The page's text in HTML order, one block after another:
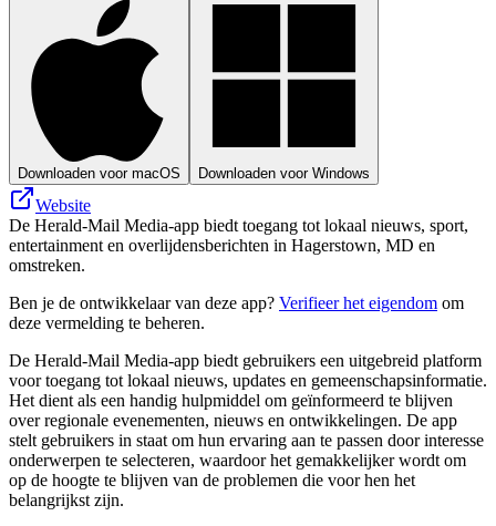
Downloaden voor macOS Downloaden voor Windows
Website
De Herald-Mail Media-app biedt toegang tot lokaal nieuws, sport,
entertainment en overlijdensberichten in Hagerstown, MD en
omstreken.
Ben je de ontwikkelaar van deze app? Verifieer het eigendom om
deze vermelding te beheren.
De Herald-Mail Media-app biedt gebruikers een uitgebreid platform
voor toegang tot lokaal nieuws, updates en gemeenschapsinformatie.
Het dient als een handig hulpmiddel om geïnformeerd te blijven
over regionale evenementen, nieuws en ontwikkelingen. De app
stelt gebruikers in staat om hun ervaring aan te passen door interesse
onderwerpen te selecteren, waardoor het gemakkelijker wordt om
op de hoogte te blijven van de problemen die voor hen het
belangrijkst zijn.